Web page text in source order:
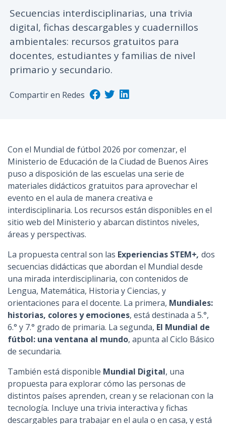
a
l
Secuencias interdisciplinarias, una trivia
digital, fichas descargables y cuadernillos
ambientales: recursos gratuitos para
docentes, estudiantes y familias de nivel
primario y secundario.
Compartir en Redes
Con el Mundial de fútbol 2026 por comenzar, el
Ministerio de Educación de la Ciudad de Buenos Aires
puso a disposición de las escuelas una serie de
materiales didácticos gratuitos para aprovechar el
evento en el aula de manera creativa e
interdisciplinaria. Los recursos están disponibles en el
sitio web del Ministerio y abarcan distintos niveles,
áreas y perspectivas.
La propuesta central son las Experiencias STEM+, dos
secuencias didácticas que abordan el Mundial desde
una mirada interdisciplinaria, con contenidos de
Lengua, Matemática, Historia y Ciencias, y
orientaciones para el docente. La primera, Mundiales:
historias, colores y emociones, está destinada a 5.°,
6.° y 7.° grado de primaria. La segunda, El Mundial de
fútbol: una ventana al mundo, apunta al Ciclo Básico
de secundaria.
También está disponible Mundial Digital, una
propuesta para explorar cómo las personas de
distintos países aprenden, crean y se relacionan con la
tecnología. Incluye una trivia interactiva y fichas
descargables para trabajar en el aula o en casa, y está